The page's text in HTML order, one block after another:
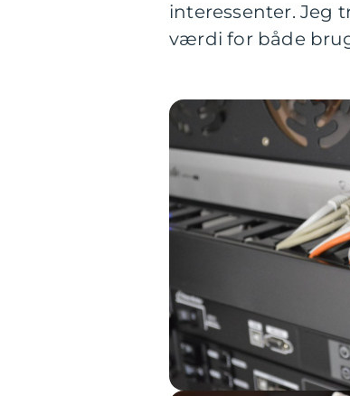
interessenter. Jeg
værdi for både